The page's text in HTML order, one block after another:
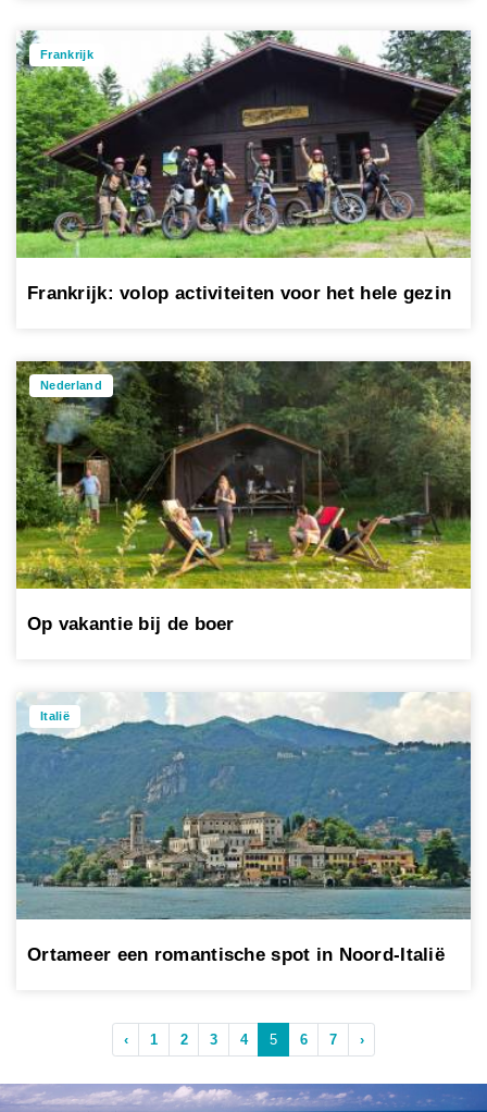
Frankrijk
Frankrijk: volop activiteiten voor het hele gezin
Nederland
Op vakantie bij de boer
Italië
Ortameer een romantische spot in Noord-Italië
‹ 1 2 3 4 5 6 7 ›